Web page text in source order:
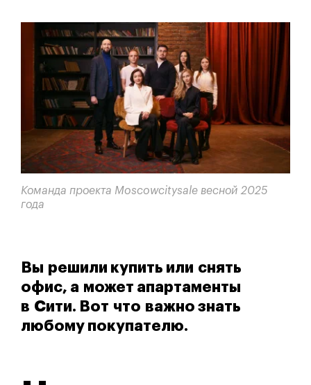
Команда проекта Moscowcitysale весной 2025
года
Вы решили купить или снять
офис, а может апартаменты
в Сити. Вот что важно знать
любому покупателю.